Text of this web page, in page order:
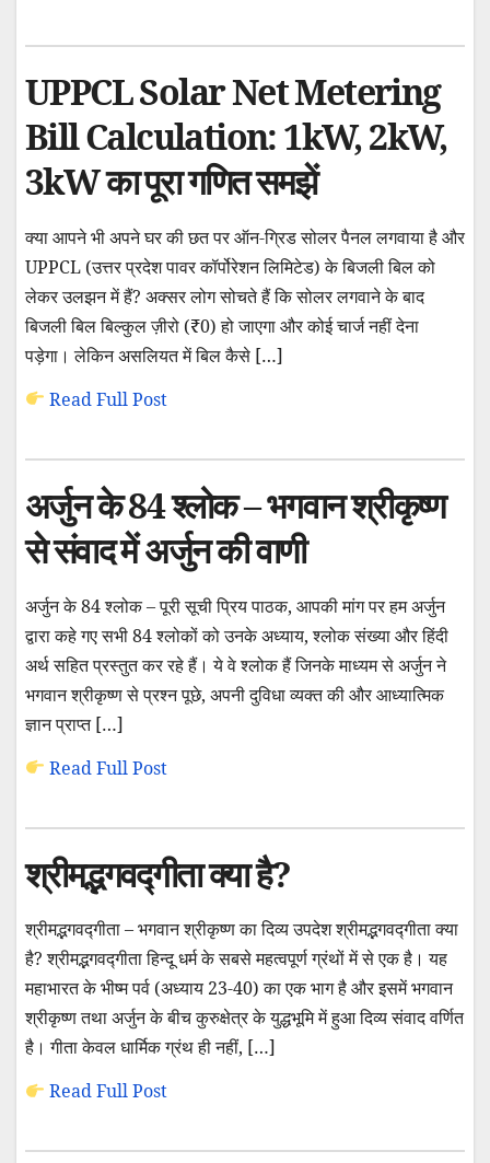
UPPCL Solar Net Metering
Bill Calculation: 1kW, 2kW,
3kW का पूरा गणित समझें
क्या आपने भी अपने घर की छत पर ऑन-ग्रिड सोलर पैनल लगवाया है और
UPPCL (उत्तर प्रदेश पावर कॉर्पोरेशन लिमिटेड) के बिजली बिल को
लेकर उलझन में हैं? अक्सर लोग सोचते हैं कि सोलर लगवाने के बाद
बिजली बिल बिल्कुल ज़ीरो (₹0) हो जाएगा और कोई चार्ज नहीं देना
पड़ेगा। लेकिन असलियत में बिल कैसे […]
Read Full Post
अर्जुन के 84 श्लोक – भगवान श्रीकृष्ण
से संवाद में अर्जुन की वाणी
अर्जुन के 84 श्लोक – पूरी सूची प्रिय पाठक, आपकी मांग पर हम अर्जुन
द्वारा कहे गए सभी 84 श्लोकों को उनके अध्याय, श्लोक संख्या और हिंदी
अर्थ सहित प्रस्तुत कर रहे हैं। ये वे श्लोक हैं जिनके माध्यम से अर्जुन ने
भगवान श्रीकृष्ण से प्रश्न पूछे, अपनी दुविधा व्यक्त की और आध्यात्मिक
ज्ञान प्राप्त […]
Read Full Post
श्रीमद्भगवद्गीता क्या है?
श्रीमद्भगवद्गीता – भगवान श्रीकृष्ण का दिव्य उपदेश श्रीमद्भगवद्गीता क्या
है? श्रीमद्भगवद्गीता हिन्दू धर्म के सबसे महत्वपूर्ण ग्रंथों में से एक है। यह
महाभारत के भीष्म पर्व (अध्याय 23-40) का एक भाग है और इसमें भगवान
श्रीकृष्ण तथा अर्जुन के बीच कुरुक्षेत्र के युद्धभूमि में हुआ दिव्य संवाद वर्णित
है। गीता केवल धार्मिक ग्रंथ ही नहीं, […]
Read Full Post